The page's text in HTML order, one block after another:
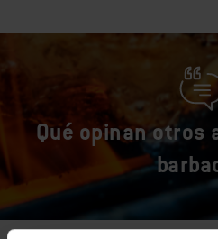
Qué opinan otros